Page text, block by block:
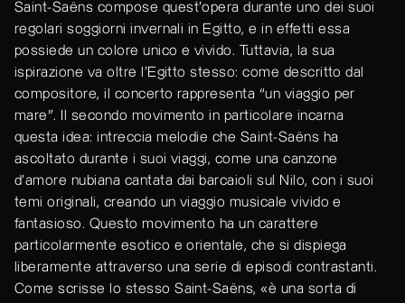
Saint-Saëns compose quest'opera durante uno dei suoi
regolari soggiorni invernali in Egitto, e in effetti essa
possiede un colore unico e vivido. Tuttavia, la sua
ispirazione va oltre l'Egitto stesso: come descritto dal
compositore, il concerto rappresenta “un viaggio per
mare”. Il secondo movimento in particolare incarna
questa idea: intreccia melodie che Saint-Saëns ha
ascoltato durante i suoi viaggi, come una canzone
d'amore nubiana cantata dai barcaioli sul Nilo, con i suoi
temi originali, creando un viaggio musicale vivido e
fantasioso. Questo movimento ha un carattere
particolarmente esotico e orientale, che si dispiega
liberamente attraverso una serie di episodi contrastanti.
Come scrisse lo stesso Saint-Saëns, «è una sorta di